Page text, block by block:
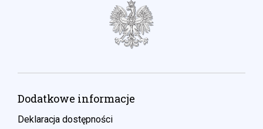
Dodatkowe informacje
Deklaracja dostępności